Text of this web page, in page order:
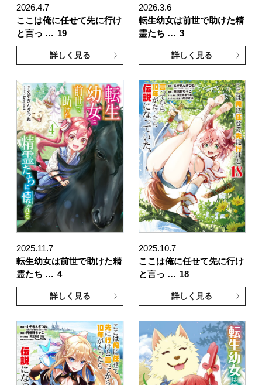
2026.4.7
ここは俺に任せて先に行け
と言っ … 19
詳しく見る
2026.3.6
転生幼女は前世で助けた精
霊たち … 3
詳しく見る
2025.11.7
転生幼女は前世で助けた精
霊たち … 4
詳しく見る
2025.10.7
ここは俺に任せて先に行け
と言っ … 18
詳しく見る